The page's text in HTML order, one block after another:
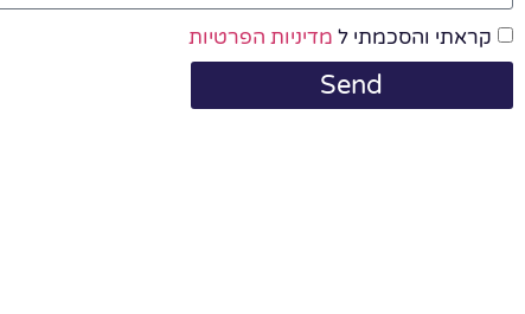
קראתי והסכמתי ל מדיניות הפרטיות
Send